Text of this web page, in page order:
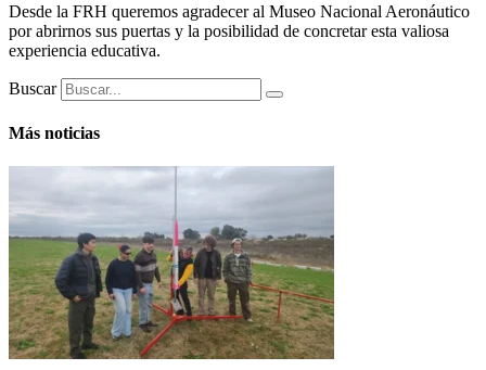
Desde la FRH queremos agradecer al Museo Nacional Aeronáutico
por abrirnos sus puertas y la posibilidad de concretar esta valiosa
experiencia educativa.
Buscar
Más noticias